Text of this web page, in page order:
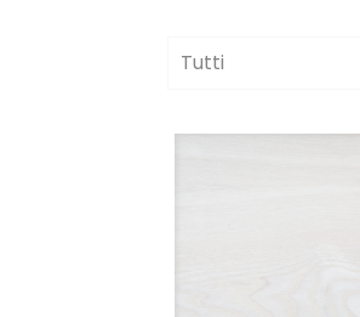
Tutti